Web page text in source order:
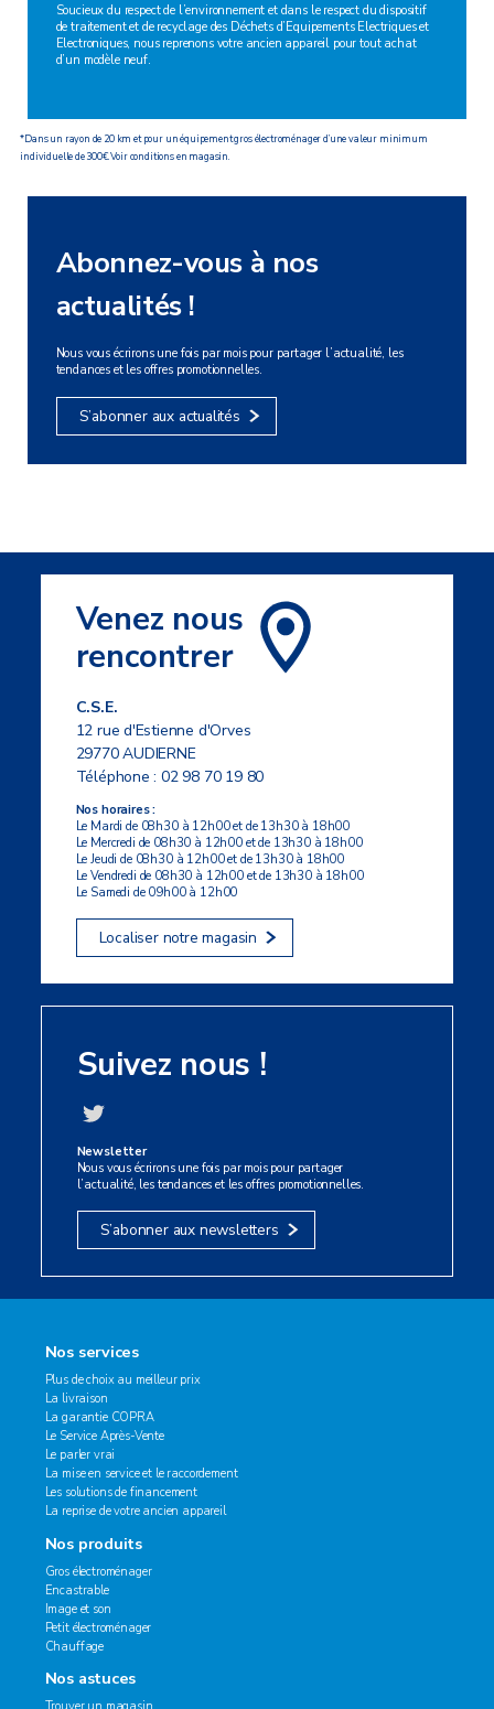
Soucieux du respect de l’environnement et dans le respect du dispositif
de traitement et de recyclage des Déchets d’Equipements Electriques et
Electroniques, nous reprenons votre ancien appareil pour tout achat
d’un modèle neuf.
*Dans un rayon de 20 km et pour un équipement gros électroménager d’une valeur minimum
individuelle de 300€. Voir conditions en magasin.
Abonnez-vous à nos
actualités !
Nous vous écrirons une fois par mois pour partager l’actualité, les
tendances et les offres promotionnelles.
S’abonner aux actualités
Venez nous
rencontrer
C.S.E.
12 rue d'Estienne d'Orves
29770 AUDIERNE
Téléphone :02 98 70 19 80
Nos horaires :
Le Mardi de 08h30 à 12h00 et de 13h30 à 18h00
Le Mercredi de 08h30 à 12h00 et de 13h30 à 18h00
Le Jeudi de 08h30 à 12h00 et de 13h30 à 18h00
Le Vendredi de 08h30 à 12h00 et de 13h30 à 18h00
Le Samedi de 09h00 à 12h00
Localiser notre magasin
Suivez nous !
Newsletter
Nous vous écrirons une fois par mois pour partager
l’actualité, les tendances et les offres promotionnelles.
S’abonner aux newsletters
Nos services
Plus de choix au meilleur prix
La livraison
La garantie COPRA
Le Service Après-Vente
Le parler vrai
La mise en service et le raccordement
Les solutions de financement
La reprise de votre ancien appareil
Nos produits
Gros électroménager
Encastrable
Image et son
Petit électroménager
Chauffage
Nos astuces